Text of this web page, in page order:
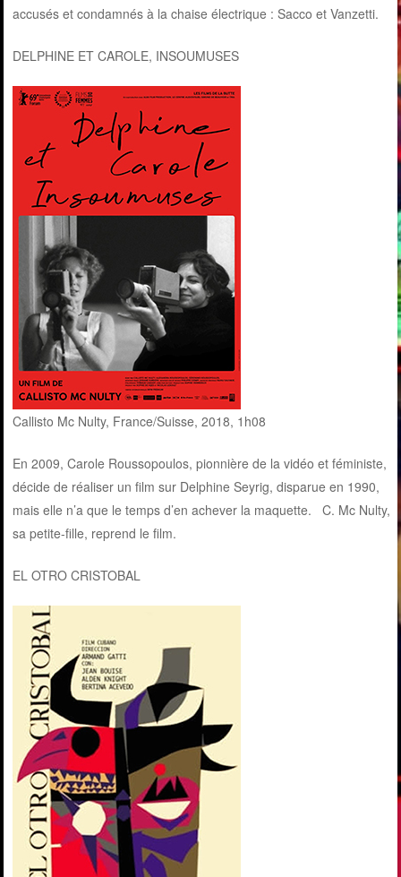
accusés et condamnés à la chaise électrique : Sacco et Vanzetti.
DELPHINE ET CAROLE, INSOUMUSES
Callisto Mc Nulty, France/Suisse, 2018, 1h08
En 2009, Carole Roussopoulos, pionnière de la vidéo et féministe,
décide de réaliser un film sur Delphine Seyrig, disparue en 1990,
mais elle n’a que le temps d’en achever la maquette. C. Mc Nulty,
sa petite-fille, reprend le film.
EL OTRO CRISTOBAL